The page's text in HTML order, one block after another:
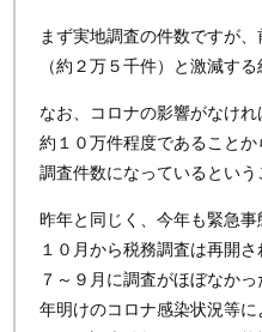
まず実地調査の件数ですが
（約２万５千件）と激減す
なお、コロナの影響がなけ
約１０万件程度であること
調査件数になっているという
昨年と同じく、今年も緊急
１０月から税務調査は再開さ
７～９月に調査がほぼなか
年明けのコロナ感染状況等に